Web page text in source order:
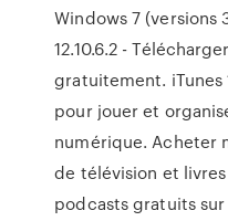
Windows 7 (versions
12.10.6.2 -
gratuitement. iTunes
pour jouer et
numérique. Acheter
de télévision et
podcasts gratuits